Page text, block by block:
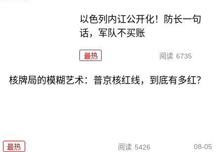
以色列内讧公开化！防长一句
话，军队不买账
最热 阅读 6735
核牌局的模糊艺术：普京核红线，到底有多红？
最热 阅读 5426 08-05